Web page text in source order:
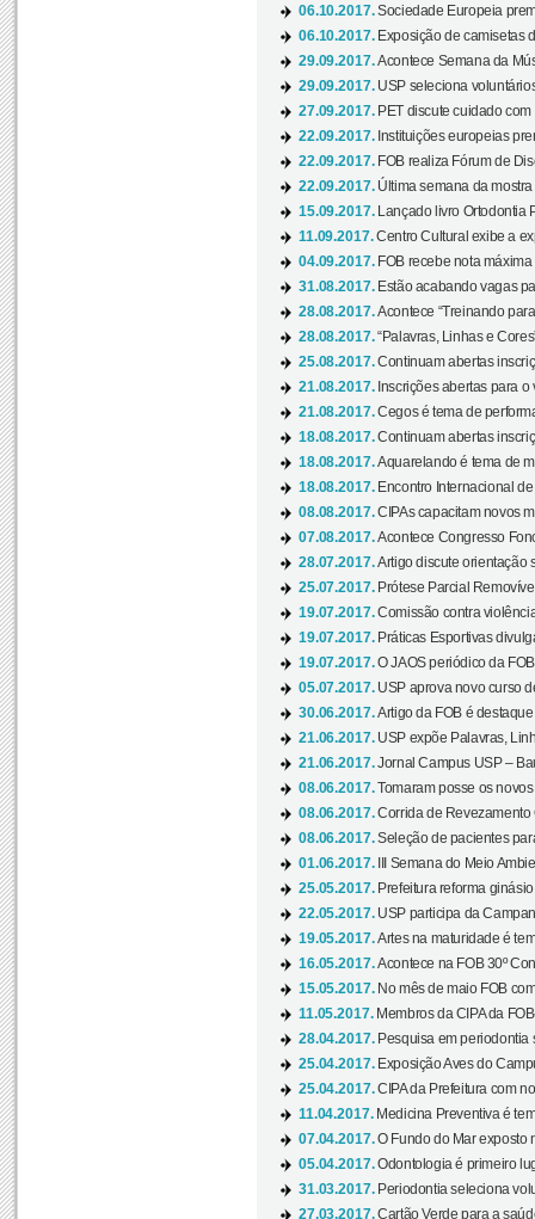
06.10.2017.Sociedade Europeia
06.10.2017. Exposição de camisetas
29.09.2017.Acontece Semana da
29.09.2017. USP seleciona
27.09.2017. PET discute cuidado
22.09.2017. Instituições europeias
22.09.2017. FOB realiza Fórum de
22.09.2017. Última semana da mostra
15.09.2017.
Lançado livro Ortodontia
11.09.2017.Centro Cultural exibe a
04.09.2017. FOB recebe nota
31.08.2017. Estão acabando vagas
28.08.2017.Acontece “Treinando
28.08.2017.“Palavras, Linhas e
25.08.2017.Continuam abertas
21.08.2017. Inscrições abertas para
21.08.2017.Cegos é tema de
18.08.2017.Continuam abertas
18.08.2017.Aquarelando é tema de
18.08.2017. Encontro Internacional
08.08.2017.CIPAs capacitam novos
07.08.2017.Acontece Congresso
28.07.2017.Artigo discute orientação
25.07.2017. Prótese Parcial
19.07.2017.Comissão contra
19.07.2017. Práticas Esportivas
19.07.2017.O JAOS periódico da
05.07.2017. USP aprova novo curso
30.06.2017.Artigo da FOB é
21.06.2017. USP expõe Palavras,
21.06.2017.Jornal Campus USP –
08.06.2017.Tomaram posse os
08.06.2017.Corrida de Revezamento
08.06.2017.Seleção de pacientes
01.06.2017.
III Semana do Meio
25.05.2017. Prefeitura reforma
22.05.2017. USP participa da
19.05.2017.Artes na maturidade é
16.05.2017.Acontece na FOB 30º
15.05.2017. No mês de maio FOB
11.05.2017. Membros da CIPA da
28.04.2017. Pesquisa em periodontia
25.04.2017. Exposição Aves do
25.04.2017.CIPA da Prefeitura com
11.04.2017. Medicina Preventiva é
07.04.2017.O Fundo do Mar exposto
05.04.2017.Odontologia é primeiro
31.03.2017. Periodontia seleciona
27.03.2017.Cartão Verde para a